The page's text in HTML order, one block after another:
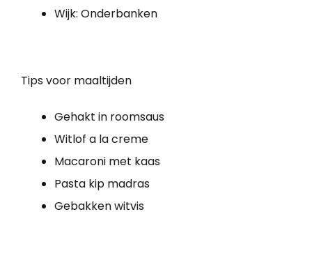
Wijk: Onderbanken
Tips voor maaltijden
Gehakt in roomsaus
Witlof a la creme
Macaroni met kaas
Pasta kip madras
Gebakken witvis